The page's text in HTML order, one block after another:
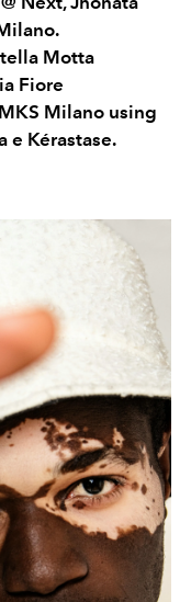
Motta
Fiore
Milano using
e Kérastase.